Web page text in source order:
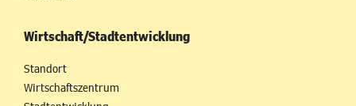
Wirtschaft/Stadtentwicklung
Standort
Wirtschaftszentrum